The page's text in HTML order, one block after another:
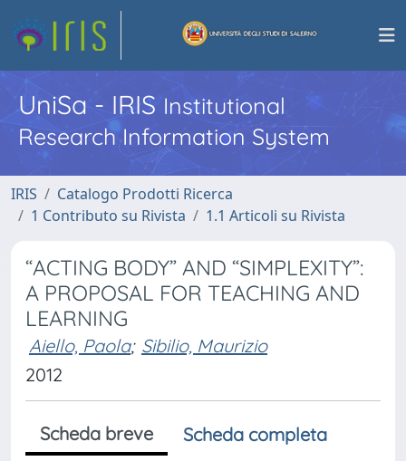
UniSa - IRISInstitutional
Research Information System
IRIS
Catalogo Prodotti Ricerca
1 Contributo su Rivista
1.1 Articoli su Rivista
“ACTING BODY” AND “SIMPLEXITY”:
A PROPOSAL FOR TEACHING AND
LEARNING
Aiello, Paola; Sibilio, Maurizio
2012
Scheda breve
Scheda completa